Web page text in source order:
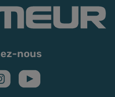
les dispositions de l’article
conformément à la
Nocif par contact
: H311 Toxique par
3.
nous